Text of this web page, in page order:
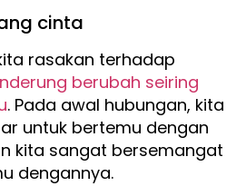
cinta
rasakan terhadap
berubah seiring
. Pada awal hubungan, kita
untuk bertemu dengan
kita sangat bersemangat
dengannya.